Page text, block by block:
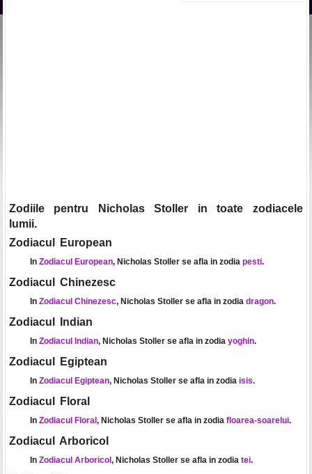
Zodiile pentru Nicholas Stoller in toate zodiacele
lumii.
Zodiacul European
In Zodiacul European, Nicholas Stoller se afla in zodia pesti.
Zodiacul Chinezesc
In Zodiacul Chinezesc, Nicholas Stoller se afla in zodia dragon.
Zodiacul Indian
In Zodiacul Indian, Nicholas Stoller se afla in zodia yoghin.
Zodiacul Egiptean
In Zodiacul Egiptean, Nicholas Stoller se afla in zodia isis.
Zodiacul Floral
In Zodiacul Floral, Nicholas Stoller se afla in zodia floarea-soarelui.
Zodiacul Arboricol
In Zodiacul Arboricol, Nicholas Stoller se afla in zodia tei.